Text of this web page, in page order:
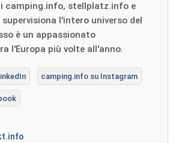
camping.info, stellplatz.info e
l'intero universo del
è un appassionato
l'Europa più volte all'anno.
camping.info su Instagram